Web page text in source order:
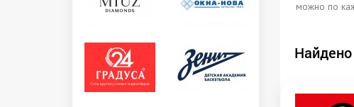
можно по